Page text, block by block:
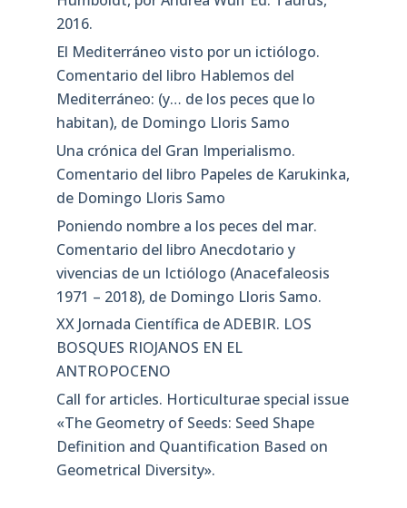
2016.
El Mediterráneo visto por un ictiólogo.
Comentario del libro Hablemos del
Mediterráneo: (y… de los peces que lo
habitan), de Domingo Lloris Samo
Una crónica del Gran Imperialismo.
Comentario del libro Papeles de Karukinka,
de Domingo Lloris Samo
Poniendo nombre a los peces del mar.
Comentario del libro Anecdotario y
vivencias de un Ictiólogo (Anacefaleosis
1971 – 2018), de Domingo Lloris Samo.
XX Jornada Científica de ADEBIR. LOS
BOSQUES RIOJANOS EN EL
ANTROPOCENO
Call for articles. Horticulturae special issue
«The Geometry of Seeds: Seed Shape
Definition and Quantification Based on
Geometrical Diversity»​.